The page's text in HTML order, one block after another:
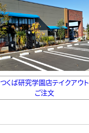
つくば研究学園店テイクアウト
ご注文